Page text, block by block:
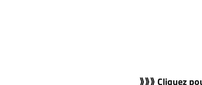
⟫⟫⟫ Cliquez